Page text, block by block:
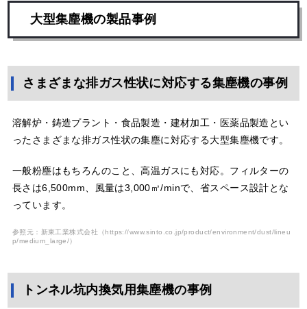
大型集塵機の製品事例
さまざまな排ガス性状に対応する集塵機の事例
溶解炉・鋳造プラント・食品製造・建材加工・医薬品製造とい
ったさまざまな排ガス性状の集塵に対応する大型集塵機です。
一般粉塵はもちろんのこと、高温ガスにも対応。フィルターの
長さは6,500mm、風量は3,000㎥/minで、省スペース設計とな
っています。
参照元：新東工業株式会社（https://www.sinto.co.jp/product/environment/dust/lineu
p/medium_large/）
トンネル坑内換気用集塵機の事例